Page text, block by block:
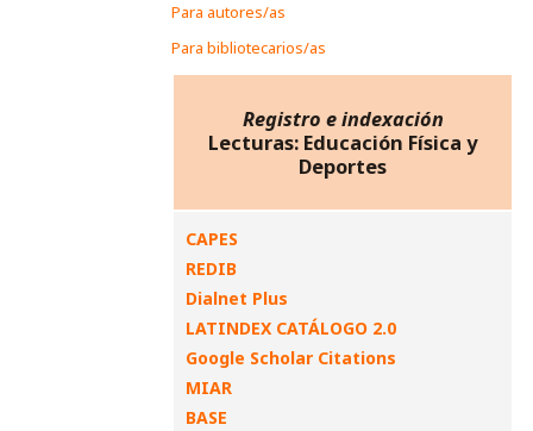
Para autores/as
Para bibliotecarios/as
Registro e indexación
Lecturas: Educación Física y
Deportes
CAPES
REDIB
Dialnet Plus
LATINDEX CATÁLOGO 2.0
Google Scholar Citations
MIAR
BASE